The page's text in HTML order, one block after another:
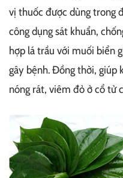
vị thuốc được dùng trong
công dụng sát khuẩn,
hợp lá trầu với muối biển
gây bệnh. Đồng thời, giúp
nóng rát, viêm đỏ ở cổ tử